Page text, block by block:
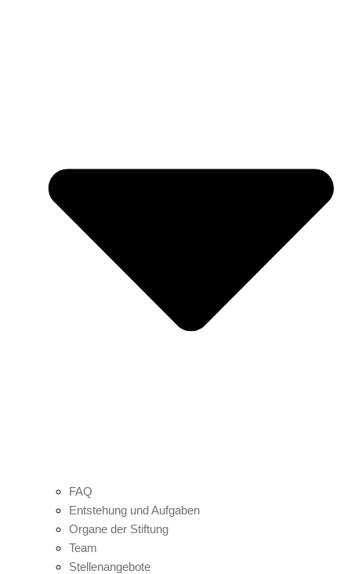
FAQ
Entstehung und Aufgaben
Organe der Stiftung
Team
Stellenangebote